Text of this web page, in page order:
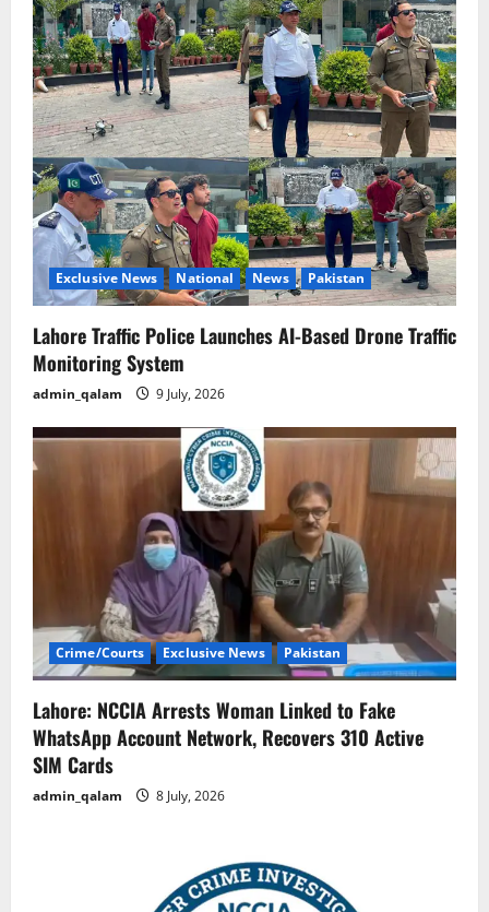
Exclusive News National News Pakistan
Lahore Traffic Police Launches AI-Based Drone Traffic
Monitoring System
admin_qalam 9 July, 2026
Crime/Courts Exclusive News Pakistan
Lahore: NCCIA Arrests Woman Linked to Fake
WhatsApp Account Network, Recovers 310 Active
SIM Cards
admin_qalam 8 July, 2026